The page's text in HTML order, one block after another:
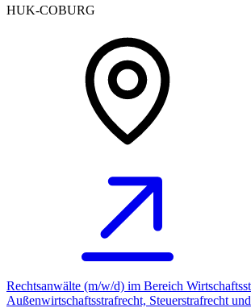
HUK-COBURG
Rechtsanwälte (m/w/d) im Bereich
Außenwirtschaftsstrafrecht, Steuerstrafrecht